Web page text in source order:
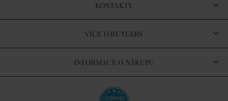
KONTAKTY
VÍCE O BUTLERS
INFORMACE O NÁKUPU